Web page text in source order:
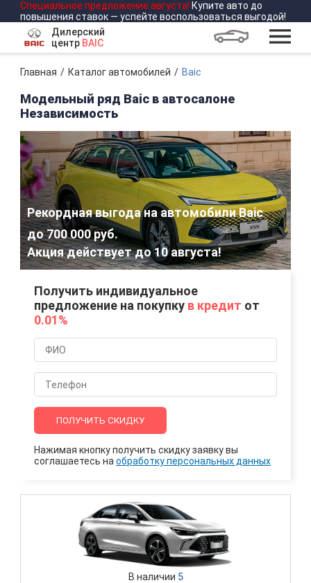
Специальное предложение августа! Купите авто до
повышения ставок — успейте воспользоваться выгодой!
Дилерский
центр BAIC
Главная Каталог автомобилей Baic
Модельный ряд Baic в автосалоне
Независимость
Рекордная выгода на автомобили Baic
до 700 000 руб.
Акция действует до10 августа!
Получить индивидуальное
предложение на покупку в кредит от
0.01%
ПОЛУЧИТЬ СКИДКУ
Нажимая кнопку получить скидку заявку вы
соглашаетесь на обработку персональных данных
В наличии 5